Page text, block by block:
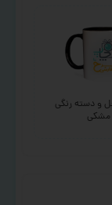
و دسته رنگی
مشکی